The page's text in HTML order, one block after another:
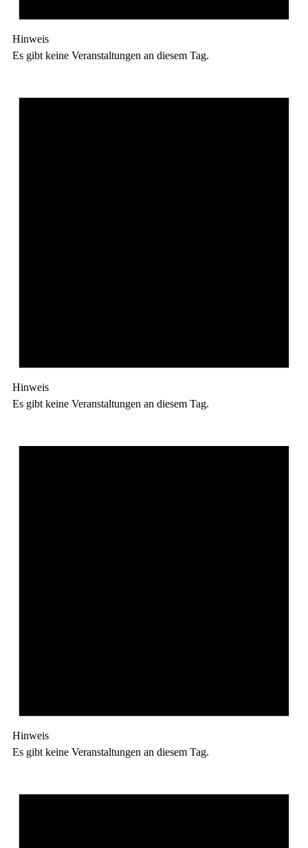
Hinweis
Es gibt keine Veranstaltungen an diesem Tag.
Hinweis
Es gibt keine Veranstaltungen an diesem Tag.
Hinweis
Es gibt keine Veranstaltungen an diesem Tag.